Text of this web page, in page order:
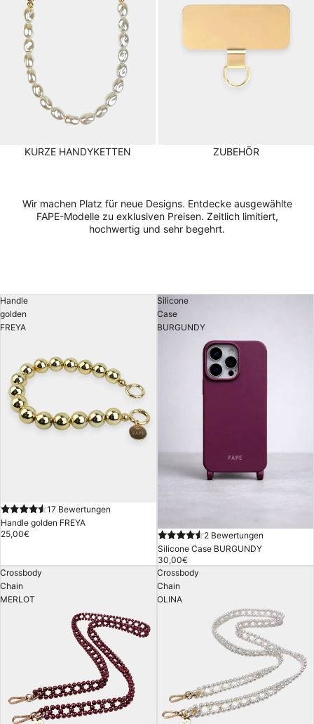
KURZE HANDYKETTEN ZUBEHÖR
Wir machen Platz für neue Designs. Entdecke ausgewählte
FAPE-Modelle zu exklusiven Preisen. Zeitlich limitiert,
hochwertig und sehr begehrt.
Handle
golden
FREYA
17 Bewertungen
Handle golden FREYA
25,00€
Silicone
Case
BURGUNDY
2 Bewertungen
Silicone Case BURGUNDY
30,00€
Crossbody
Chain
MERLOT
Crossbody
Chain
OLINA